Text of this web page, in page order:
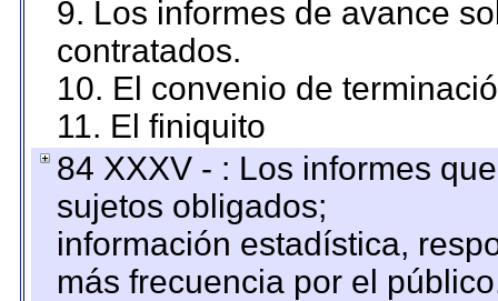
9. Los informes de avance
contratados.
10. El convenio de
11. El finiquito
84 XXXV - : Los informes
sujetos obligados;
información estadística,
más frecuencia por el